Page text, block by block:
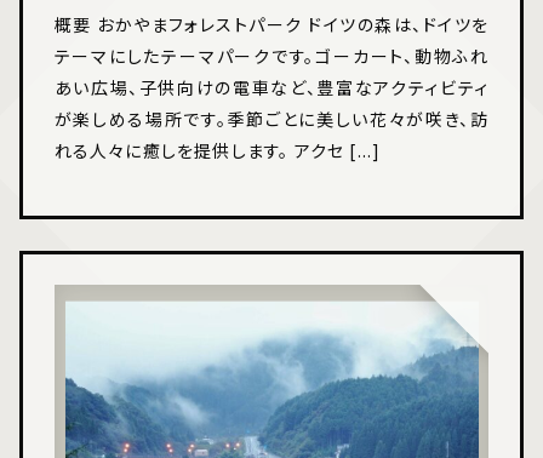
概要 おかやまフォレストパーク ドイツの森は、ドイツを
テーマにしたテーマパークです。ゴーカート、動物ふれ
あい広場、子供向けの電車など、豊富なアクティビティ
が楽しめる場所です。季節ごとに美しい花々が咲き、訪
れる人々に癒しを提供します。 アクセ [...]